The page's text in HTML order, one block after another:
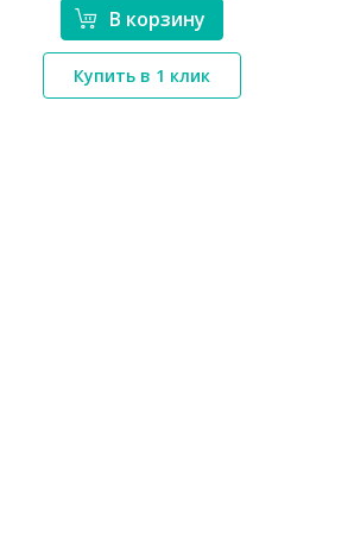
*}
В корзину
Купить в 1 клик